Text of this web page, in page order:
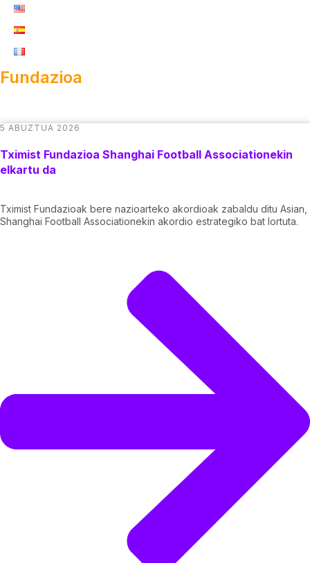
Fundazioa
5 ABUZTUA 2026
Tximist Fundazioa Shanghai Football Associationekin
elkartu da
Tximist Fundazioak bere nazioarteko akordioak zabaldu ditu Asian,
Shanghai Football Associationekin akordio estrategiko bat lortuta.